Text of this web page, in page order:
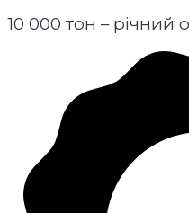
10 000 тон – річний